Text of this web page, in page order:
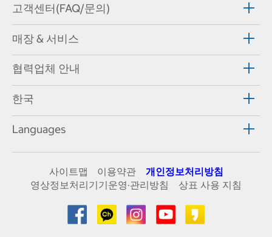
고객센터(FAQ/문의)
매장 & 서비스
협력업체 안내
한국
Languages
사이트맵 이용약관
개인정보처리방침
영상정보처리기기운영·관리방침
상표 사용 지침